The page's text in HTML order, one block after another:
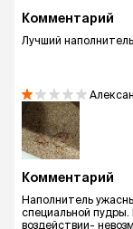
Комментарий
Лучший
Комментарий
Наполнитель
специальной
воздействии-